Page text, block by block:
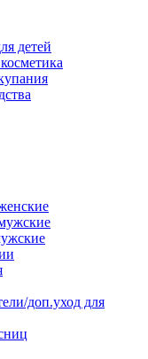
детей
доп.уход для